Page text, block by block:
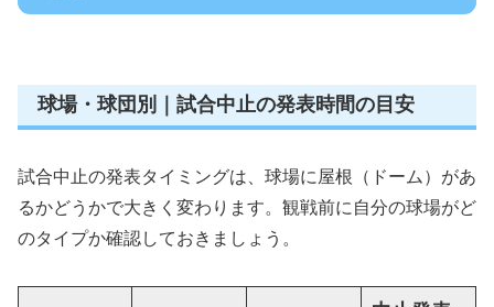
球場・球団別｜試合中止の発表時間の目安
試合中止の発表タイミングは、球場に屋根（ドーム）があ
るかどうかで大きく変わります。観戦前に自分の球場がど
のタイプか確認しておきましょう。